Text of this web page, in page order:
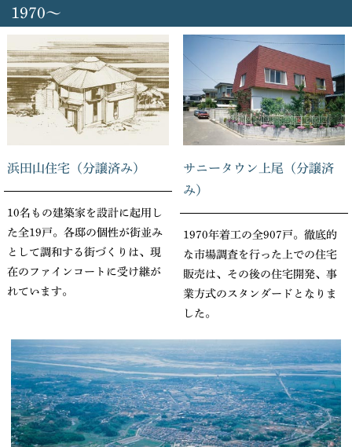
1970～
浜田山住宅（分譲済み）
10名もの建築家を設計に起用し
た全19戸。各邸の個性が街並み
として調和する街づくりは、現
在のファインコートに受け継が
れています。
サニータウン上尾（分譲済
み）
1970年着工の全907戸。徹底的
な市場調査を行った上での住宅
販売は、その後の住宅開発、事
業方式のスタンダードとなりま
した。